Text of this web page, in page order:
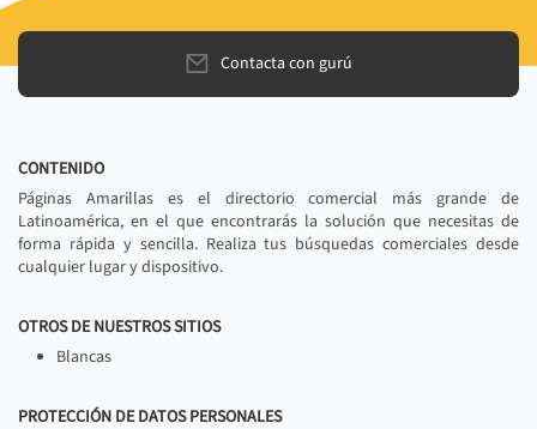
Contacta con gurú
CONTENIDO
Páginas Amarillas es el directorio comercial más grande de
Latinoamérica, en el que encontrarás la solución que necesitas de
forma rápida y sencilla. Realiza tus búsquedas comerciales desde
cualquier lugar y dispositivo.
OTROS DE NUESTROS SITIOS
Blancas
PROTECCIÓN DE DATOS PERSONALES